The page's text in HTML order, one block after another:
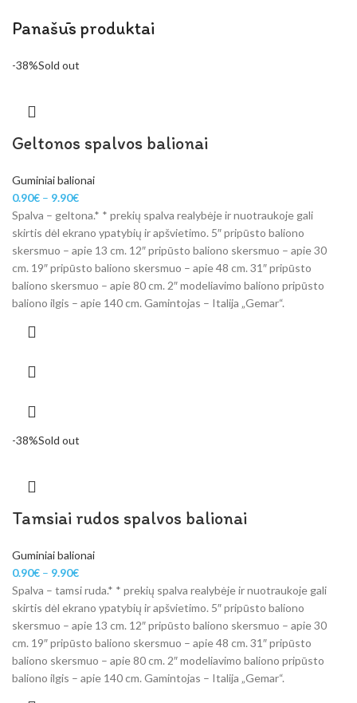
Panašūs produktai
-38%Sold out
Geltonos spalvos balionai
Guminiai balionai
0.90€ – 9.90€
Spalva – geltona.* * prekių spalva realybėje ir nuotraukoje gali
skirtis dėl ekrano ypatybių ir apšvietimo. 5″ pripūsto baliono
skersmuo – apie 13 cm. 12″ pripūsto baliono skersmuo – apie 30
cm. 19″ pripūsto baliono skersmuo – apie 48 cm. 31″ pripūsto
baliono skersmuo – apie 80 cm. 2″ modeliavimo baliono pripūsto
baliono ilgis – apie 140 cm. Gamintojas – Italija „Gemar“.
-38%Sold out
Tamsiai rudos spalvos balionai
Guminiai balionai
0.90€ – 9.90€
Spalva – tamsi ruda.* * prekių spalva realybėje ir nuotraukoje gali
skirtis dėl ekrano ypatybių ir apšvietimo. 5″ pripūsto baliono
skersmuo – apie 13 cm. 12″ pripūsto baliono skersmuo – apie 30
cm. 19″ pripūsto baliono skersmuo – apie 48 cm. 31″ pripūsto
baliono skersmuo – apie 80 cm. 2″ modeliavimo baliono pripūsto
baliono ilgis – apie 140 cm. Gamintojas – Italija „Gemar“.